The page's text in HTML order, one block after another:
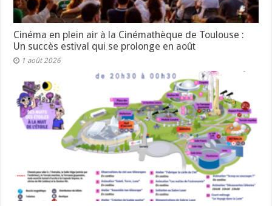
Cinéma en plein air à la Cinémathèque de Toulouse :
Un succès estival qui se prolonge en août
1 août 2026